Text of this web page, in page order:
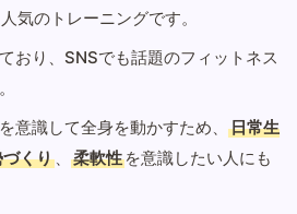
気のトレーニングです。
おり、SNSでも話題のフィットネス
意識して全身を動かすため、
日常生
くり 、 柔軟性 を意識したい人にも